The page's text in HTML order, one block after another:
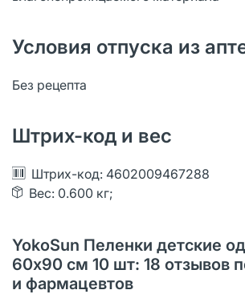
Условия отпуска из
Без рецепта
Штрих-код и вес
Штрих-код: 4602009467288
Вес: 0.600 кг;
YokoSun Пеленки детские
60х90 см 10 шт: 18 отзывов
и фармацевтов